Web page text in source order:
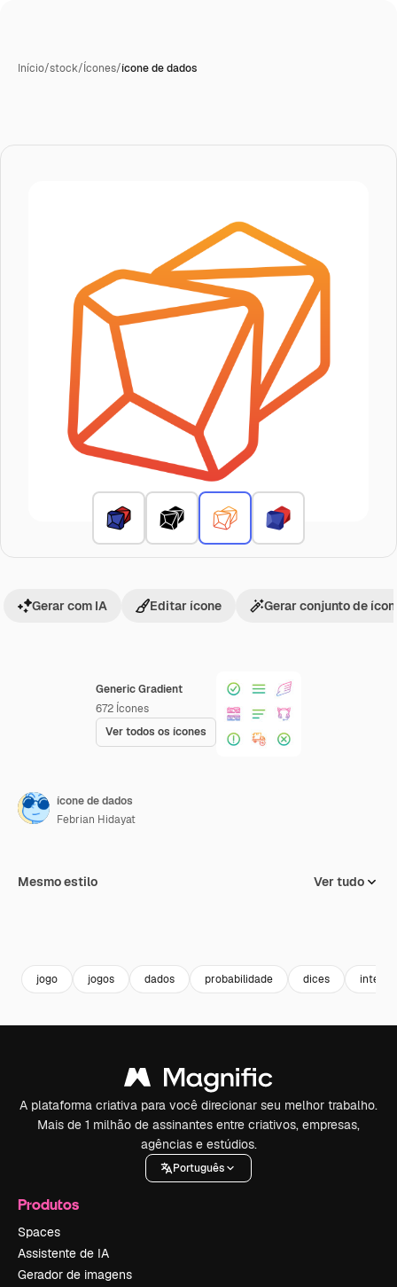
Início/stock/Ícones/ícone de dados
Generic Gradient
672 Ícones
Ver todos os ícones
Gerar com IA Editar ícone Gerar conjunto de
ícone de dados
Febrian Hidayat
Mesmo estilo Ver tudo
jogo jogos dados probabilidade dices
A plataforma criativa para você direcionar seu melhor trabalho.
Mais de 1 milhão de assinantes entre criativos, empresas,
agências e estúdios.
Português
Produtos
Spaces
Assistente de IA
Gerador de imagens